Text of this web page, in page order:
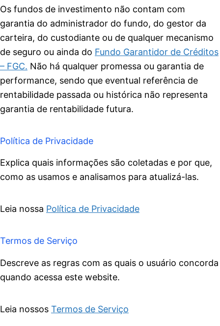
Os fundos de investimento não contam com
garantia do administrador do fundo, do gestor da
carteira, do custodiante ou de qualquer mecanismo
de seguro ou ainda do Fundo Garantidor de Créditos
– FGC. Não há qualquer promessa ou garantia de
performance, sendo que eventual referência de
rentabilidade passada ou histórica não representa
garantia de rentabilidade futura.
Política de Privacidade
Explica quais informações são coletadas e por que,
como as usamos e analisamos para atualizá-las.
Leia nossa Política de Privacidade
Termos de Serviço
Descreve as regras com as quais o usuário concorda
quando acessa este website.
Leia nossos Termos de Serviço